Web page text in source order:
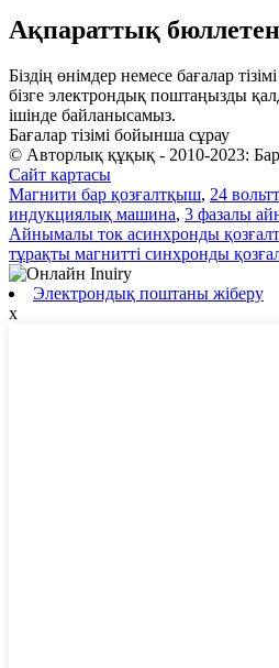
Ақпараттық
Біздің өнімдер немесе бағалар
бізге электрондық поштаңызды
ішінде байланысамыз.
Бағалар тізімі бойынша сұрау
© Авторлық құқық - 2010-2023:
Сайт картасы
Магнити бар қозғалтқыш, 24
индукциялық машина, 3 фазалы
Айнымалы ток асинхронды
тұрақты магнитті синхронды
Электрондық поштаны жіберу
x